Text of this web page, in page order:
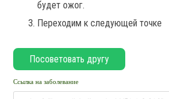
будет ожог.
Переходим к следующей точке
Ссылка на заболевание